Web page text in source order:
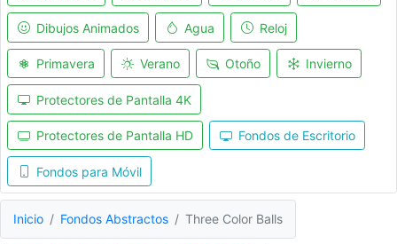
Dibujos Animados Agua Reloj
Primavera Verano Otoño Invierno
Protectores de Pantalla 4K
Protectores de Pantalla HD Fondos de Escritorio
Fondos para Móvil
Inicio Fondos Abstractos Three Color Balls